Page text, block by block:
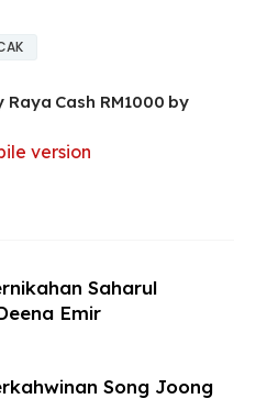
Raya Cash RM1000 by
version
Saharul
Emir
Song Joong